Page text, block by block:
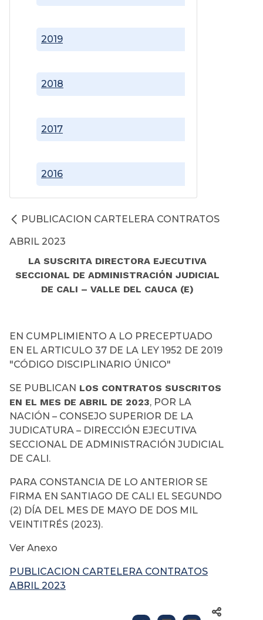
2016
2017
2018
2019
PUBLICACION CARTELERA CONTRATOS
ABRIL 2023
LA SUSCRITA DIRECTORA EJECUTIVA
SECCIONAL DE ADMINISTRACIÓN JUDICIAL
DE CALI – VALLE DEL CAUCA (E)
EN CUMPLIMIENTO A LO PRECEPTUADO
EN EL ARTICULO 37 DE LA LEY 1952 DE 2019
"CÓDIGO DISCIPLINARIO ÚNICO"
SE PUBLICAN LOS CONTRATOS SUSCRITOS
EN EL MES DE ABRIL DE 2023, POR LA
NACIÓN – CONSEJO SUPERIOR DE LA
JUDICATURA – DIRECCIÓN EJECUTIVA
SECCIONAL DE ADMINISTRACIÓN JUDICIAL
DE CALI.
PARA CONSTANCIA DE LO ANTERIOR SE
FIRMA EN SANTIAGO DE CALI EL SEGUNDO
(2) DÍA DEL MES DE MAYO DE DOS MIL
VEINTITRÉS (2023).
Ver Anexo
PUBLICACION CARTELERA CONTRATOS
ABRIL 2023